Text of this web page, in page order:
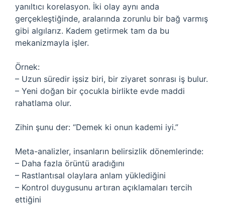
yanıltıcı korelasyon. İki olay aynı anda
gerçekleştiğinde, aralarında zorunlu bir bağ varmış
gibi algılarız. Kadem getirmek tam da bu
mekanizmayla işler.
Örnek:
– Uzun süredir işsiz biri, bir ziyaret sonrası iş bulur.
– Yeni doğan bir çocukla birlikte evde maddi
rahatlama olur.
Zihin şunu der: “Demek ki onun kademi iyi.”
Meta-analizler, insanların belirsizlik dönemlerinde:
– Daha fazla örüntü aradığını
– Rastlantısal olaylara anlam yüklediğini
– Kontrol duygusunu artıran açıklamaları tercih
ettiğini